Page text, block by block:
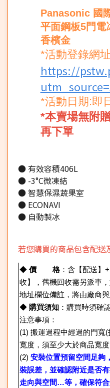
Panasonic 國
平面鋼板5門電
香檳金
*活動登錄網
https://
*活動日期:即
*本賣場無附
再下單
● 有效容積406L
● -3°C微凍結
● 智慧保濕蔬果室
● ECONAVI
● 自動製冰
若您購買的商品包含配送
◆ 價 格：含【配送】
收】，舊機回收需另派車
地址欄位備註，將由廠商與
◆ 購買須知：購買時須確
注意事項：
(1) 搬運過程中經過的門寬
寬度，須至少大於商品寬
(2) 安裝位置預留空間足夠
裝誤差，並確認附近是否
走向與空間…等，確保符